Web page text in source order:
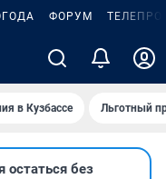
ФОРУМ
в Кузбассе Льготный
остаться без